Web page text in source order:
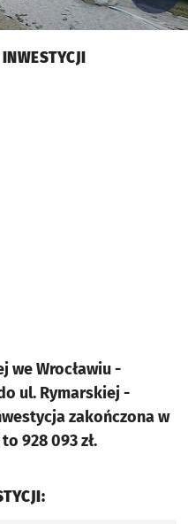
we Wrocławiu -
ul. Rymarskiej -
zakończona w
928 093 zł.